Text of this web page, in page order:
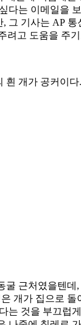
는 이메일을
기사는 AP
고 도움을 주
흰 개가 공커이다.
근처였을텐
개가 집으로
것을 부끄